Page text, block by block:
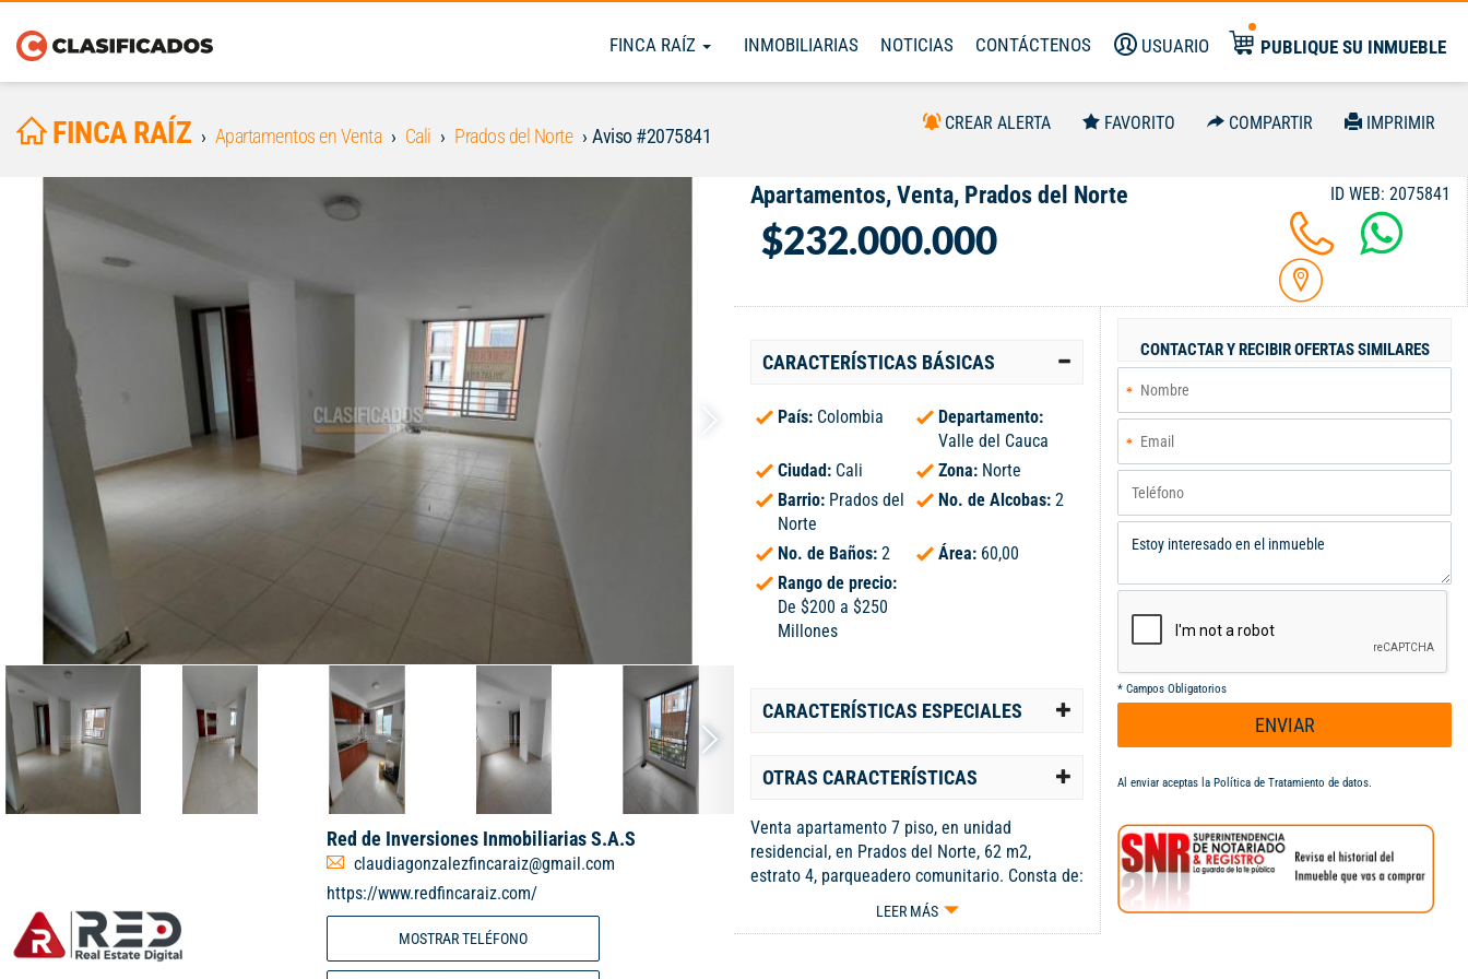
FINCA RAÍZ INMOBILIARIAS NOTICIAS CONTÁCTENOS USUARIO PUBLIQUE SU INMUEBLE
FINCA RAÍZ Apartamentos en Venta Cali Prados del Norte Aviso #2075841
CREAR ALERTA FAVORITO COMPARTIR IMPRIMIR
Red de Inversiones Inmobiliarias S.A.S
claudiagonzalezfincaraiz@gmail.com
https://www.redfincaraiz.com/
MOSTRAR TELÉFONO
Apartamentos, Venta, Prados del Norte
$232.000.000
ID WEB: 2075841
CARACTERÍSTICAS BÁSICAS
País: Colombia
Departamento:
Valle del Cauca
Ciudad: Cali Zona: Norte
Barrio: Prados del
Norte
No. de Alcobas: 2
No. de Baños: 2 Área: 60,00
Rango de precio:
De $200 a $250
Millones
CARACTERÍSTICAS ESPECIALES
OTRAS CARACTERÍSTICAS
Venta apartamento 7 piso, en unidad
residencial, en Prados del Norte, 62 m2,
estrato 4, parqueadero comunitario. Consta de:
Sala comedor, cocina sencilla, zona de oficios,
sala de tv o 3 habitación, baño de alcobas, dos
LEER MÁS
CONTACTAR Y RECIBIR OFERTAS SIMILARES
* Campos Obligatorios
ENVIAR
Al enviar aceptas la Política de Tratamiento de datos.